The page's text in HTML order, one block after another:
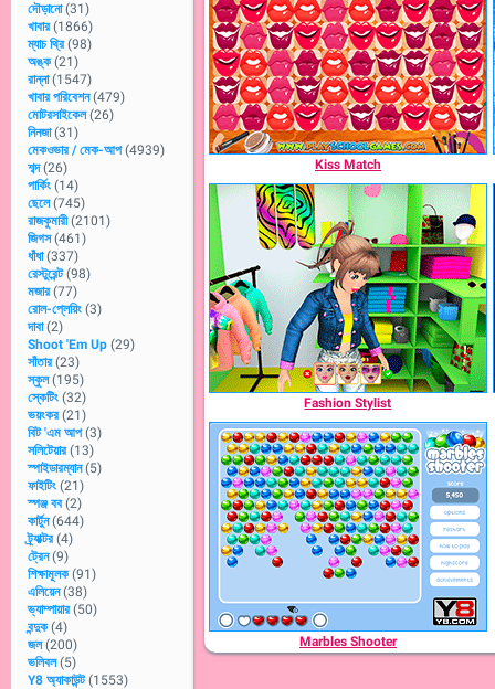
দৌড়ানো (31)
খাবার (1866)
ম্যাচ থ্রি (98)
অঙ্ক (21)
রান্না (1547)
খাবার পরিবেশন (479)
মোটরসাইকেল (26)
নিনজা (31)
মেকওভার / মেক-আপ (4939)
শব্দ (26)
পার্কিং (14)
ছেলে (745)
রাজকুমারী (2101)
জিগস (461)
ধাঁধা (337)
রেস্টুরেন্ট (98)
মজার (77)
রোল-প্লেয়িং (3)
দাবা (2)
Shoot 'Em Up (29)
সাঁতার (23)
স্কুল (195)
স্কেটিং (32)
ভয়ংকর (21)
বিট 'এম আপ (3)
সলিটেয়ার (13)
স্পাইডারম্যান (5)
ফাইটিং (21)
স্পঞ্জ বব (2)
কার্টুন (644)
ট্র্যাক্টর (4)
ট্রেন (9)
শিক্ষামূলক (91)
এলিয়েন (38)
ভ্যাম্পায়ার (50)
বন্দুক (4)
জল (200)
ভলিবল (5)
Y8 অ্যাকাউন্ট (1553)
Kiss Match
Fashion Stylist
Marbles Shooter